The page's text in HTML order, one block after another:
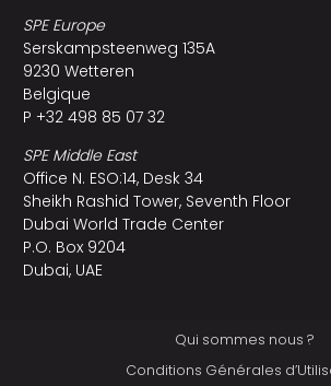
SPE Europe
Serskampsteenweg 135A
9230 Wetteren
Belgique
P +32 498 85 07 32
SPE Middle East
Office N. ESO:14, Desk 34
Sheikh Rashid Tower, Seventh Floor
Dubai World Trade Center
P.O. Box 9204
Dubai, UAE
Qui sommes nous ?
Conditions Générales